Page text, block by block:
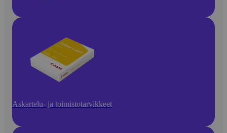
Askartelu- ja toimistotarvikkeet